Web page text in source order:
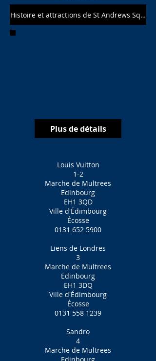
Histoire et attractions de St Andrews Square
Plus de détails
Louis Vuitton
1-2
Marche de Multrees
Edinbourg
EH1 3QD
Ville d'Édimbourg
Écosse
0131 652 5900
Liens de Londres
3
Marche de Multrees
Edinbourg
EH1 3DQ
Ville d'Édimbourg
Écosse
0131 558 1239
Sandro
4
Marche de Multrees